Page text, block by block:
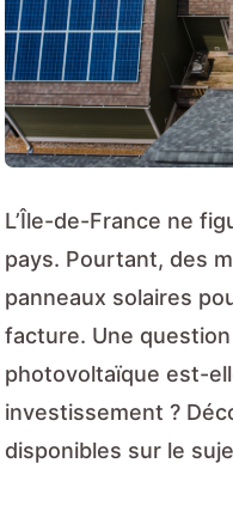
L’Île-de-France ne
pays. Pourtant, des
panneaux solaires
facture. Une
photovoltaïque est-
investissement ?
disponibles sur le